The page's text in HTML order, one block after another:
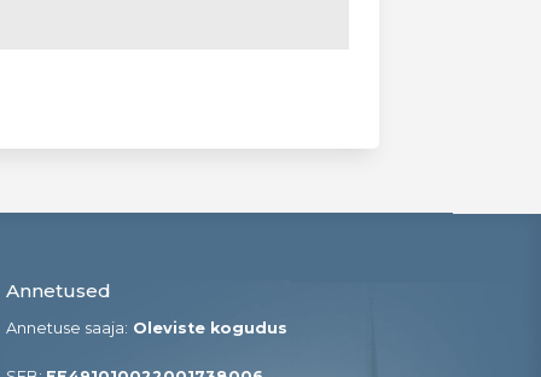
Annetused
Annetuse saaja: Oleviste kogudus